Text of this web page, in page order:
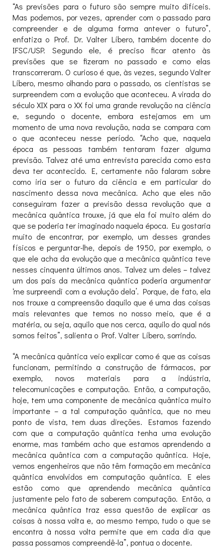
“As previsões para o futuro são sempre muito difíceis.
Mas podemos, por vezes, aprender com o passado para
compreender e de alguma forma antever o futuro”,
enfatiza o Prof. Dr. Valter Líbero, também docente do
IFSC/USP. Segundo ele, é preciso ficar atento às
previsões que se fizeram no passado e como elas
transcorreram. O curioso é que, às vezes, segundo Valter
Líbero, mesmo olhando para o passado, os cientistas se
surpreendem com a evolução que aconteceu. A virada do
século XIX para o XX foi uma grande revolução na ciência
e, segundo o docente, embora estejamos em um
momento de uma nova revolução, nada se compara com
o que aconteceu nesse período. “Acho que, naquela
época as pessoas também tentaram fazer alguma
previsão. Talvez até uma entrevista parecida como esta
deva ter acontecido. E, certamente não falaram sobre
como iria ser o futuro da ciência e em particular do
nascimento dessa nova mecânica. Acho que eles não
conseguiram fazer a previsão dessa revolução que a
mecânica quântica trouxe, já que ela foi muito além do
que se poderia ter imaginado naquela época. Eu gostaria
muito de encontrar, por exemplo, um desses grandes
físicos e perguntar-lhe, depois de 1950, por exemplo, o
que ele acha da evolução que a mecânica quântica teve
nesses cinquenta últimos anos. Talvez um deles – talvez
um dos pais da mecânica quântica poderia argumentar
‘me surpreendi com a evolução dela’. Porque, de fato, ela
nos trouxe a compreensão daquilo que é uma das coisas
mais relevantes que temos no nosso meio, que é a
matéria, ou seja, aquilo que nos cerca, aquilo do qual nós
somos feitos”, salienta o Prof. Valter Líbero, sorrindo.
“A mecânica quântica veio explicar como é que as coisas
funcionam, permitindo a construção de fármacos, por
exemplo, novos materiais para a indústria,
telecomunicações e computação. Então, a computação,
hoje, tem uma componente de mecânica quântica muito
importante – a tal computação quântica, que no meu
ponto de vista, tem duas direções. Estamos fazendo
com que a computação quântica tenha uma evolução
enorme, mas também acho que estamos aprendendo a
mecânica quântica com a computação quântica. Hoje,
vemos engenheiros que não têm formação em mecânica
quântica envolvidos em computação quântica. E eles
estão como que aprendendo mecânica quântica
justamente pelo fato de saberem computação. Então, a
mecânica quântica traz essa questão de explicar as
coisas à nossa volta e, ao mesmo tempo, tudo o que se
encontra à nossa volta permite que em cada dia que
passa possamos compreendê-la”, pontua o docente.